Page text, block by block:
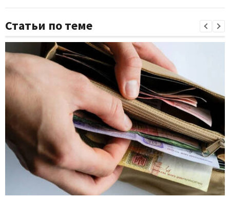
Статьи по теме